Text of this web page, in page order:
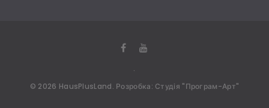
.
© 2026 HausPlusLand. Розробка: Студія "Програм-Арт"